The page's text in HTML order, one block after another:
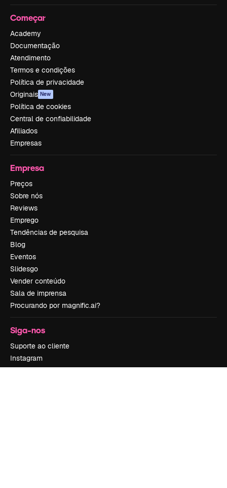
Começar
Academy
Documentação
Atendimento
Termos e condições
Política de privacidade
Originais New
Política de cookies
Central de confiabilidade
Afiliados
Empresas
Empresa
Preços
Sobre nós
Reviews
Emprego
Tendências de pesquisa
Blog
Eventos
Slidesgo
Vender conteúdo
Sala de imprensa
Procurando por magnific.ai?
Siga-nos
Suporte ao cliente
Instagram
YouTube